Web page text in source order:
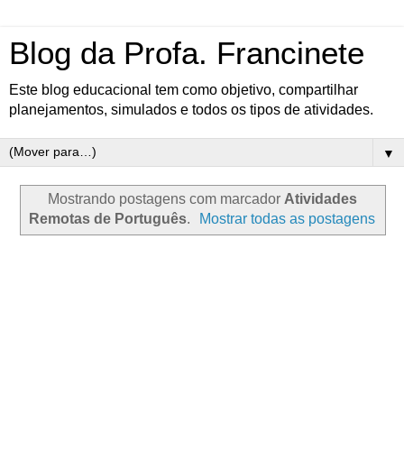
Blog da Profa. Francinete
Este blog educacional tem como objetivo, compartilhar
planejamentos, simulados e todos os tipos de atividades.
▼
Mostrando postagens com marcador Atividades
Remotas de Português. Mostrar todas as postagens